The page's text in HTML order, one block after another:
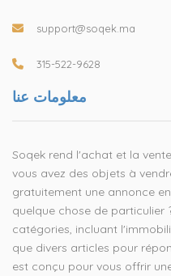
support@soqek.ma
315-522-9628
معلومات عنا
Soqek rend l'achat et la
vous avez des objets à
gratuitement une annonce
quelque chose de particulier
catégories, incluant
que divers articles pour
est conçu pour vous offrir